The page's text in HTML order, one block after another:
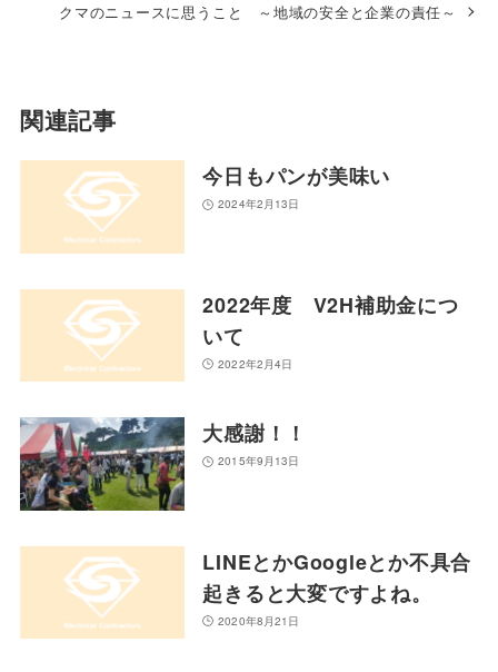
クマのニュースに思うこと ～地域の安全と企業の責任～
関連記事
今日もパンが美味い
2024年2月13日
2022年度 V2H補助金につ
いて
2022年2月4日
大感謝！！
2015年9月13日
LINEとかGoogleとか不具合
起きると大変ですよね。
2020年8月21日